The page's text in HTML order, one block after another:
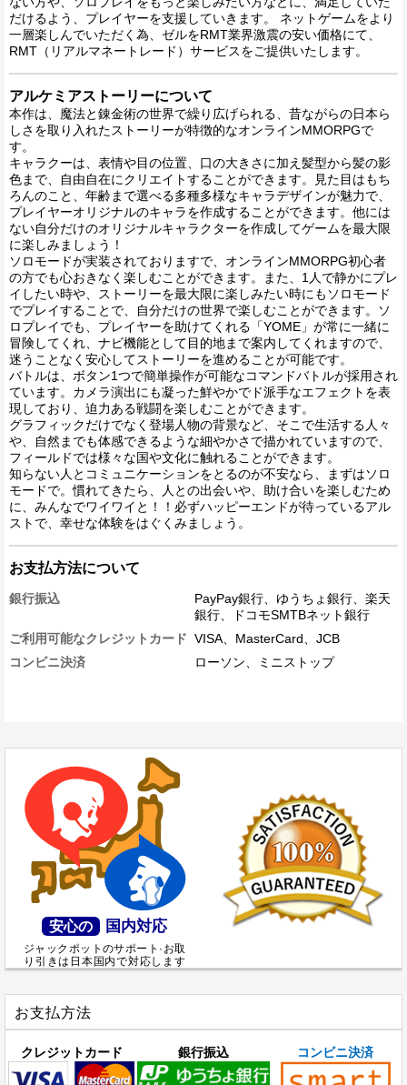
だけるよう、プレイヤーを支援していきます。 ネットゲームをより
一層楽しんでいただく為、ゼルをRMT業界激震の安い価格にて、
RMT（リアルマネートレード）サービスをご提供いたします。
アルケミアストーリーについて
本作は、魔法と錬金術の世界で繰り広げられる、昔ながらの日本ら
しさを取り入れたストーリーが特徴的なオンラインMMORPGで
す。
キャラクーは、表情や目の位置、口の大きさに加え髪型から髪の影
色まで、自由自在にクリエイトすることができます。見た目はもち
ろんのこと、年齢まで選べる多種多様なキャラデザインが魅力で、
プレイヤーオリジナルのキャラを作成することができます。他には
ない自分だけのオリジナルキャラクターを作成してゲームを最大限
に楽しみましょう！
ソロモードが実装されておりますで、オンラインMMORPG初心者
の方でも心おきなく楽しむことができます。また、1人で静かにプレ
イしたい時や、ストーリーを最大限に楽しみたい時にもソロモード
でプレイすることで、自分だけの世界で楽しむことができます。ソ
ロプレイでも、プレイヤーを助けてくれる「YOME」が常に一緒に
冒険してくれ、ナビ機能として目的地まで案内してくれますので、
迷うことなく安心してストーリーを進めることが可能です。
バトルは、ボタン1つで簡単操作が可能なコマンドバトルが採用され
ています。カメラ演出にも凝った鮮やかでド派手なエフェクトを表
現しており、迫力ある戦闘を楽しむことができます。
グラフィックだけでなく登場人物の背景など、そこで生活する人々
や、自然までも体感できるような細やかさで描かれていますので、
フィールドでは様々な国や文化に触れることができます。
知らない人とコミュニケーションをとるのが不安なら、まずはソロ
モードで。慣れてきたら、人との出会いや、助け合いを楽しむため
に、みんなでワイワイと！！必ずハッピーエンドが待っているアル
ストで、幸せな体験をはぐくみましょう。
お支払方法について
銀行振込
PayPay銀行、ゆうちょ銀行、楽天
銀行、ドコモSMTBネット銀行
ご利用可能なクレジットカード VISA、MasterCard、JCB
コンビニ決済
ローソン、ミニストップ
安心の 国内対応
ジャックポットのサポート·お取
り引きは日本国内で対応します
お支払方法
クレジットカード 銀行振込 コンビニ決済